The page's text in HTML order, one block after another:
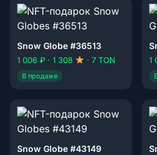
Snow Globe #36513
1 006 ₽ · 1 308 · 7 TON
В продаже
1
Snow Globe #43149